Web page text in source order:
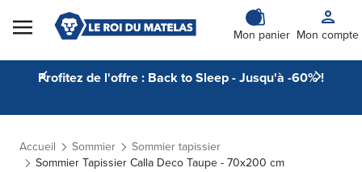
Skip to Content
Mon panier Mon compte
Profitez de l'offre : Back to Sleep - Jusqu'à -60% !
Accueil Sommier
Sommier tapissier
Sommier Tapissier Calla Deco Taupe - 70x200 cm